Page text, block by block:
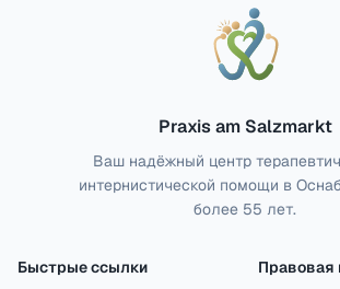
Praxis am Salzmarkt
Ваш надёжный центр
интернистической помощи в
более 55 лет.
Быстрые ссылки Правовая